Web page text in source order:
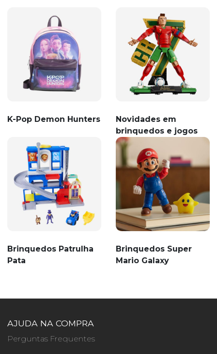
K-Pop Demon Hunters
Novidades em
brinquedos e jogos
Brinquedos Patrulha
Pata
Brinquedos Super
Mario Galaxy
AJUDA NA COMPRA
Perguntas Frequentes